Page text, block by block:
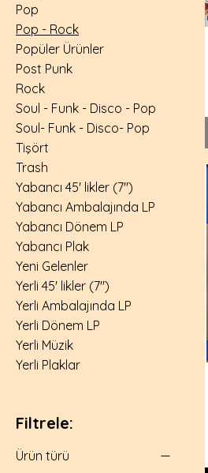
Pop
Pop - Rock
Popüler Ürünler
Post Punk
Rock
Soul - Funk - Disco - Pop
Soul- Funk - Disco- Pop
Tişört
Trash
Yabancı 45' likler (7")
Yabancı Ambalajında LP
Yabancı Dönem LP
Yabancı Plak
Yeni Gelenler
Yerli 45' likler (7")
Yerli Ambalajında LP
Yerli Dönem LP
Yerli Müzik
Yerli Plaklar
Filtrele:
Ürün türü